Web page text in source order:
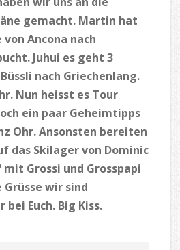
gemacht. Martin hat
Ancona nach
Juhui es geht 3
nach Griechenlang.
Nun heisst es Tour
ein paar Geheimtipps
Ohr. Ansonsten bereiten
das Skilager von Dominic
Grossi und Grosspapi
Grüsse wir sind
Euch. Big Kiss.